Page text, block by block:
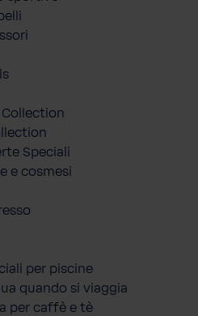
Speciali
e cosmesi
per piscine
quando si viaggia
per caffè e tè